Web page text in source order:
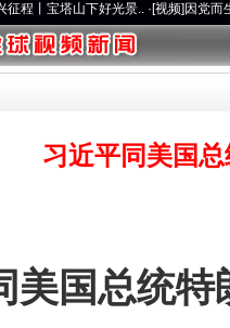
山下好光景..·[视频]因党而生 为党而
习近平同美国
国总统特